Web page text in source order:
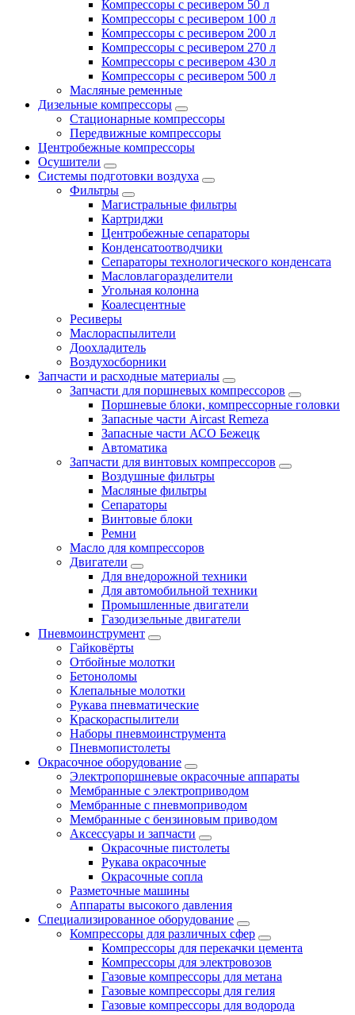
Компрессоры с ресивером 50 л
Компрессоры с ресивером 100 л
Компрессоры с ресивером 200 л
Компрессоры с ресивером 270 л
Компрессоры с ресивером 430 л
Компрессоры с ресивером 500 л
Масляные ременные
Дизельные компрессоры
Стационарные компрессоры
Передвижные компрессоры
Центробежные компрессоры
Осушители
Системы подготовки воздуха
Фильтры
Магистральные фильтры
Картриджи
Центробежные сепараторы
Конденсатоотводчики
Сепараторы технологического конденсата
Масловлагоразделители
Угольная колонна
Коалесцентные
Ресиверы
Маслораспылители
Доохладитель
Воздухосборники
Запчасти и расходные материалы
Запчасти для поршневых компрессоров
Поршневые блоки, компрессорные головки
Запасные части Aircast Remeza
Запасные части АСО Бежецк
Автоматика
Запчасти для винтовых компрессоров
Воздушные фильтры
Масляные фильтры
Сепараторы
Винтовые блоки
Ремни
Масло для компрессоров
Двигатели
Для внедорожной техники
Для автомобильной техники
Промышленные двигатели
Газодизельные двигатели
Пневмоинструмент
Гайковёрты
Отбойные молотки
Бетоноломы
Клепальные молотки
Рукава пневматические
Краскораспылители
Наборы пневмоинструмента
Пневмопистолеты
Окрасочное оборудование
Электропоршневые окрасочные аппараты
Мембранные с электроприводом
Мембранные с пневмоприводом
Мембранные с бензиновым приводом
Аксессуары и запчасти
Окрасочные пистолеты
Рукава окрасочные
Окрасочные сопла
Разметочные машины
Аппараты высокого давления
Специализированное оборудование
Компрессоры для различных сфер
Компрессоры для перекачки цемента
Компрессоры для электровозов
Газовые компрессоры для метана
Газовые компрессоры для гелия
Газовые компрессоры для водорода